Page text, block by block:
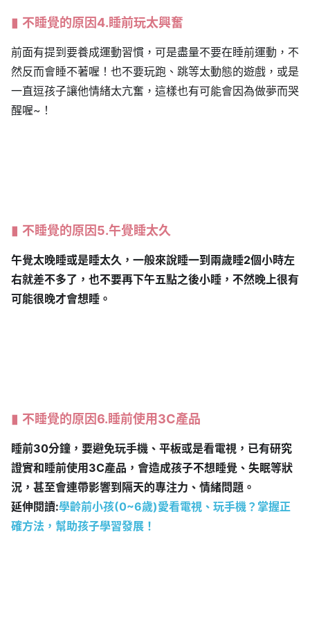
不睡覺的原因4.睡前玩太興奮
前面有提到要養成運動習慣，可是盡量不要在睡前運動，不
然反而會睡不著喔！也不要玩跑、跳等太動態的遊戲，或是
一直逗孩子讓他情緒太亢奮，這樣也有可能會因為做夢而哭
醒喔~！
不睡覺的原因5.午覺睡太久
午覺太晚睡或是睡太久，一般來說睡一到兩歲睡2個小時左
右就差不多了，也不要再下午五點之後小睡，不然晚上很有
可能很晚才會想睡。
不睡覺的原因6.睡前使用3C產品
睡前30分鐘，要避免玩手機、平板或是看電視，已有研究
證實和睡前使用3C產品，會造成孩子不想睡覺、失眠等狀
況，甚至會連帶影響到隔天的專注力、情緒問題。
延伸閱讀:學齡前小孩(0~6歲)愛看電視、玩手機？掌握正
確方法，幫助孩子學習發展！